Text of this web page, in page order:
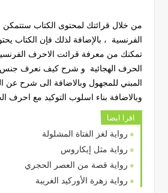
من خلال قرائتك لمحتوى الكتاب
الفرنسية ، بالإضافة لذلك فإن الكتاب
تمكنك من معرفة قرائت الاحرف
الحرف الهجائية و شرح كيف نعرف
المبني للمجهول وبالاضافة الى شرح عن
وبالاضافة بناء اسلوب التوكيد مع احرف
اقرا ايضا
رواية لغز الفتاة المشلولة
رواية مثل إيكاروس
رواية قصة من العصر الحجري
رواية زهرة الأوركيد الغريبة